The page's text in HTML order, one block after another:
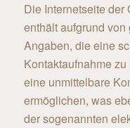
Die Internetseite
enthält aufgrund
Angaben, die eine
Kontaktaufnahme
eine unmittelbare
ermöglichen, was
der sogenannten